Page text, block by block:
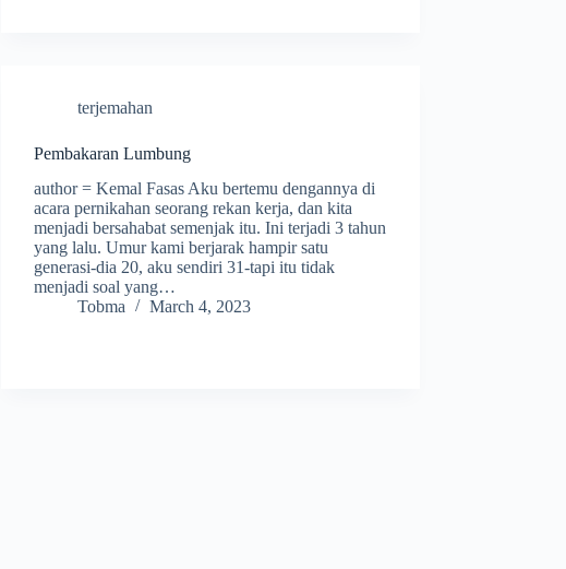
terjemahan
Pembakaran Lumbung
author = Kemal Fasas Aku bertemu dengannya di
acara pernikahan seorang rekan kerja, dan kita
menjadi bersahabat semenjak itu. Ini terjadi 3 tahun
yang lalu. Umur kami berjarak hampir satu
generasi-dia 20, aku sendiri 31-tapi itu tidak
menjadi soal yang…
Tobma
March 4, 2023